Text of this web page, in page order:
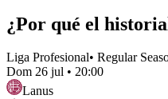
¿Por qué el
Liga Profesional• Regular
Dom 26 jul • 20:00
Lanus